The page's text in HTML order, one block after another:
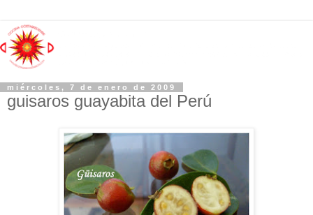
miércoles, 7 de enero de 2009
guisaros guayabita del Perú